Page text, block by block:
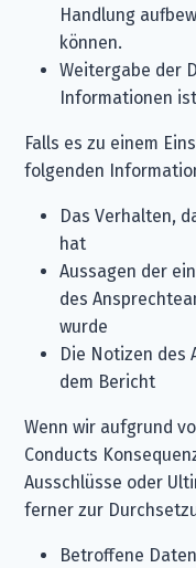
Handlung
können.
Weitergabe der
Informationen
Falls es zu einem
folgenden
Das Verhalten,
hat
Aussagen der
des
wurde
Die Notizen des
dem Bericht
Wenn wir aufgrund
Conducts
Ausschlüsse oder
ferner zur
Betroffene